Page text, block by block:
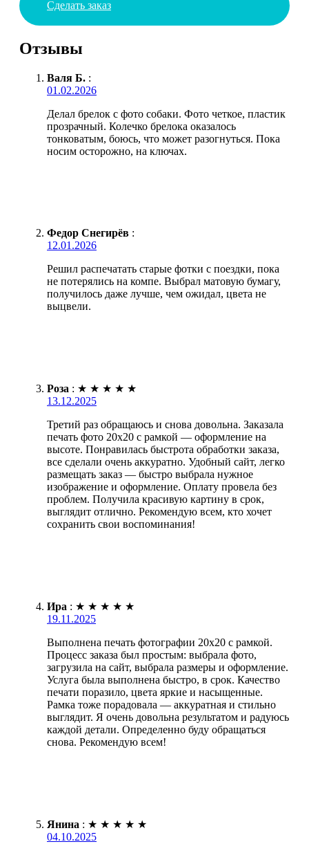
Сделать заказ
Отзывы
Валя Б. :
01.02.2026
Делал брелок с фото собаки. Фото четкое, пластик
прозрачный. Колечко брелока оказалось
тонковатым, боюсь, что может разогнуться. Пока
носим осторожно, на ключах.
Федор Снегирёв :
12.01.2026
Решил распечатать старые фотки с поездки, пока
не потерялись на компе. Выбрал матовую бумагу,
получилось даже лучше, чем ожидал, цвета не
выцвели.
Роза : ★ ★ ★ ★ ★
13.12.2025
Третий раз обращаюсь и снова довольна. Заказала
печать фото 20х20 с рамкой — оформление на
высоте. Понравилась быстрота обработки заказа,
все сделали очень аккуратно. Удобный сайт, легко
размещать заказ — быстро выбрала нужное
изображение и оформление. Оплату провела без
проблем. Получила красивую картину в срок,
выглядит отлично. Рекомендую всем, кто хочет
сохранить свои воспоминания!
Ира : ★ ★ ★ ★ ★
19.11.2025
Выполнена печать фотографии 20х20 с рамкой.
Процесс заказа был простым: выбрала фото,
загрузила на сайт, выбрала размеры и оформление.
Услуга была выполнена быстро, в срок. Качество
печати поразило, цвета яркие и насыщенные.
Рамка тоже порадовала — аккуратная и стильно
выглядит. Я очень довольна результатом и радуюсь
каждой детали. Определенно буду обращаться
снова. Рекомендую всем!
Янина : ★ ★ ★ ★ ★
04.10.2025